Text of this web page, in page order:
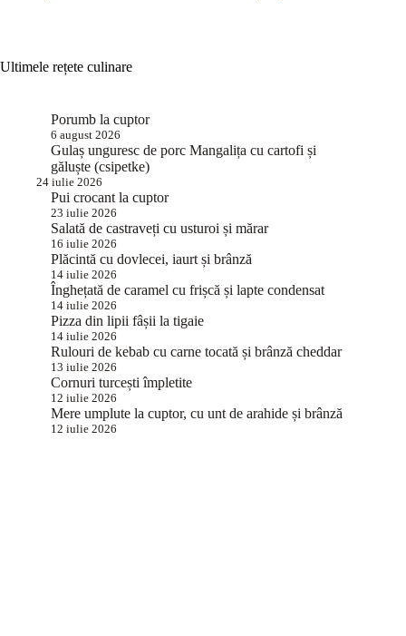
Ultimele rețete culinare
Porumb la cuptor
6 august 2026
Gulaș unguresc de porc Mangalița cu cartofi și
găluște (csipetke)
24 iulie 2026
Pui crocant la cuptor
23 iulie 2026
Salată de castraveți cu usturoi și mărar
16 iulie 2026
Plăcintă cu dovlecei, iaurt și brânză
14 iulie 2026
Înghețată de caramel cu frișcă și lapte condensat
14 iulie 2026
Pizza din lipii fâșii la tigaie
14 iulie 2026
Rulouri de kebab cu carne tocată și brânză cheddar
13 iulie 2026
Cornuri turcești împletite
12 iulie 2026
Mere umplute la cuptor, cu unt de arahide și brânză
12 iulie 2026